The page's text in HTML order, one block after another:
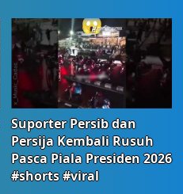
Suporter Persib dan
Persija Kembali Rusuh
Pasca Piala Presiden 2026
#shorts #viral